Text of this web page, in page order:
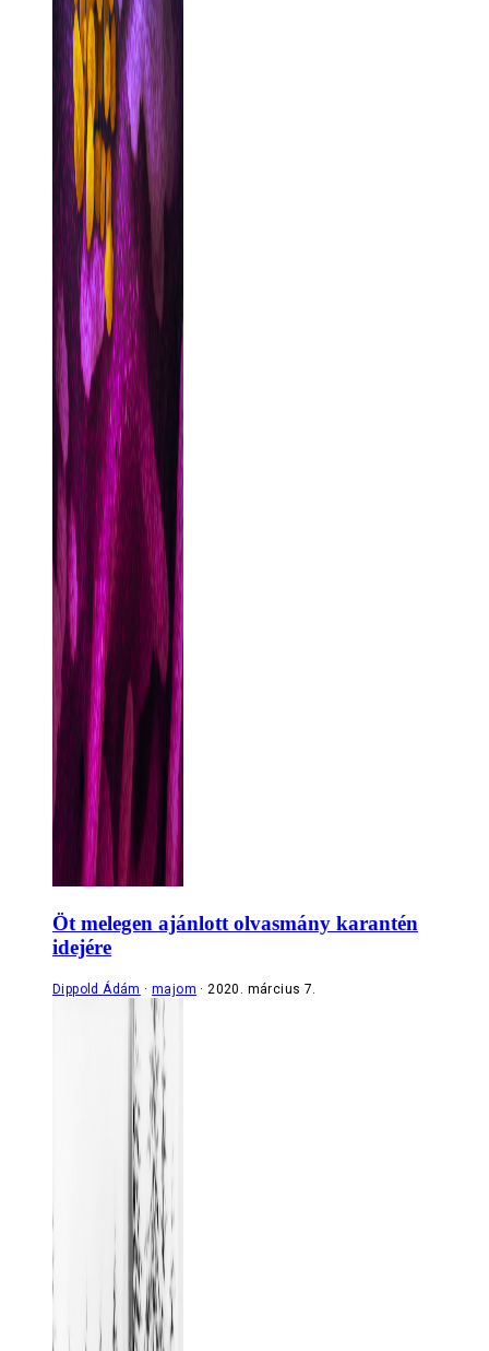
Öt melegen ajánlott olvasmány karantén
idejére
Dippold Ádám majom 2020. március 7.